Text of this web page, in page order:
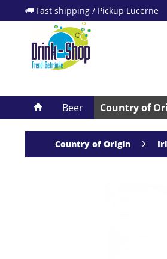
Fast shipping / Pickup Lucerne
Beer Country of
Country of Origin